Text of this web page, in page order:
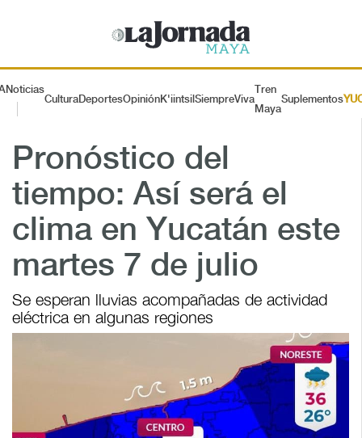
Noticias
CulturaDeportesOpiniónK'iintsil SiempreViva
Tren
Maya
Suplementos
Pronóstico del
tiempo: Así será el
clima en Yucatán este
martes 7 de julio
Se esperan lluvias acompañadas de actividad
eléctrica en algunas regiones